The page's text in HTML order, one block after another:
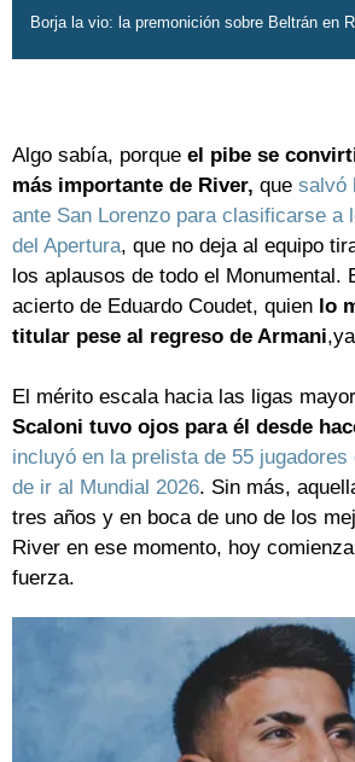
Borja la vio: la premonición sobre Beltrán en
Algo sabía, porque el pibe se
más importante de River, que salvó
ante San Lorenzo para clasificarse a
del Apertura, que no deja al equipo
los aplausos de todo el Monumental.
acierto de Eduardo Coudet, quien lo
titular pese al regreso de Armani
El mérito escala hacia las ligas
Scaloni tuvo ojos para él desde
incluyó en la prelista de 55 jugadores
de ir al Mundial 2026. Sin más,
tres años y en boca de uno de los
River en ese momento, hoy
fuerza.